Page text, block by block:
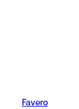
Favero